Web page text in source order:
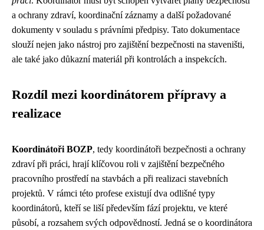
a ochrany zdraví, koordinační záznamy a další požadované
dokumenty v souladu s právními předpisy. Tato dokumentace
slouží nejen jako nástroj pro zajištění bezpečnosti na staveništi,
ale také jako důkazní materiál při kontrolách a inspekcích.
Rozdíl mezi koordinátorem přípravy a
realizace
Koordinátoři BOZP, tedy koordinátoři bezpečnosti a ochrany
zdraví při práci, hrají klíčovou roli v zajištění bezpečného
pracovního prostředí na stavbách a při realizaci stavebních
projektů. V rámci této profese existují dva odlišné typy
koordinátorů, kteří se liší především fází projektu, ve které
působí, a rozsahem svých odpovědností. Jedná se o koordinátora